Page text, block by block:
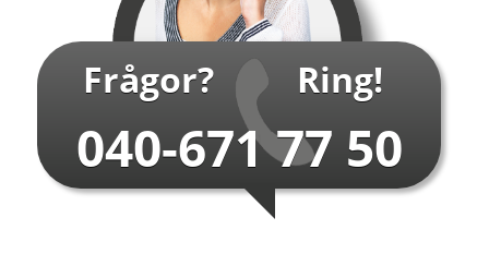
Frågor? Ring!
040-671 77 50